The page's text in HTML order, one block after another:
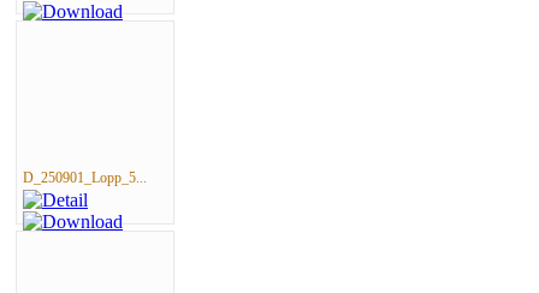
D_250901_Lopp_5...